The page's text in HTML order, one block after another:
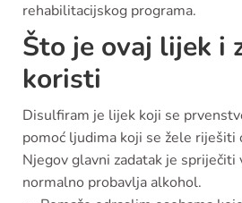
rehabilitacijskog programa.
Što je ovaj lijek i
koristi
Disulfiram je lijek koji se
pomoć ljudima koji se žele riješiti
Njegov glavni zadatak je spriječiti
normalno probavlja alkohol.